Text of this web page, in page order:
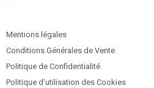
Mentions légales
Conditions Générales de Vente
Politique de Confidentialité
Politique d’utilisation des Cookies